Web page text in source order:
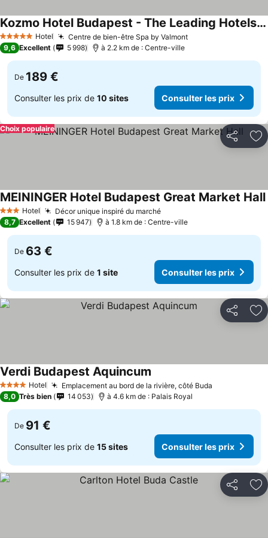
5 Étoiles Hotel Centre de bien-être Spa by Valmont
Kozmo Hotel Budapest - The Leading Hotels Of The World
9,6 Excellent 5 998 à 2.2 km de : Centre-ville
De 189 €
Consulter les prix de 10 sites Consulter les prix
Partager
Choix populaire
3 ÉtoilesHotel Décor unique inspiré du marché
MEININGER Hotel Budapest Great Market Hall
8,7 Excellent 15 947 à 1.8 km de : Centre-ville
De 63 €
Consulter les prix de 1 site Consulter les prix
Partager
4 Étoiles Hotel Emplacement au bord de la rivière, côté Buda
Verdi Budapest Aquincum
8,0 Très bien 14 053 à 4.6 km de : Palais Royal
De 91 €
Consulter les prix de 15 sites Consulter les prix
Partager